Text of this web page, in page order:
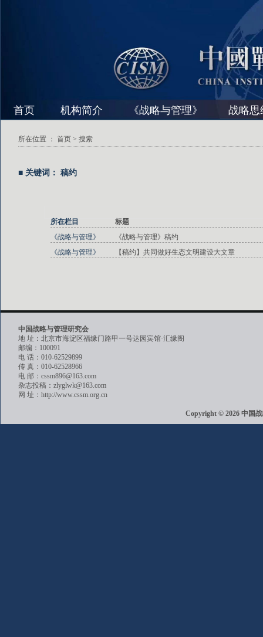
首页 机构简介 《战略与管理》 战略思
所在位置 ： 首页 > 搜索
■ 关键词： 稿约
所在栏目
标题
《战略与管理》
《战略与管理》稿约
《战略与管理》
【稿约】共同做好生态文明建设大文章
中国战略与管理研究会
地 址：北京市海淀区福缘门路甲一号达园宾馆·汇缘阁
邮编：100091
电 话：010-62529899
传 真：010-62528966
电 邮：cssm896@163.com
杂志投稿：zlyglwk@163.com
网 址：http://www.cssm.org.cn
Copyright © 2026 中国